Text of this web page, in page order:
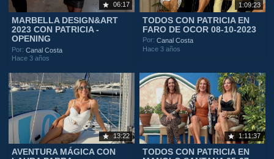
06:17
MARBELLA DESIGN&ART
2023 CON PATRICIA -
OPENING
Por:Canal Costa
Hace 3 años
1:09:23
TODOS CON PATRICIA EN
FARO DE OCOR 08-10-2023
Por:Canal Costa
Hace 3 años
13:22
AVENTURA MÁGICA CON
1:11:37
TODOS CON PATRICIA EN